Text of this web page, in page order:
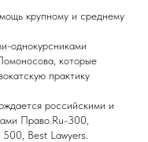
крупному и среднему
однокурсниками
которые
практику
российскими и
Право.Ru-300,
Best Lawyers.